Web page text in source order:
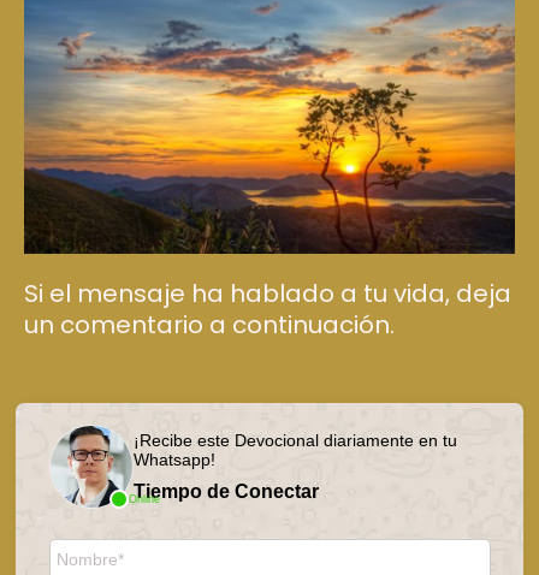
Si el mensaje ha hablado a tu vida, deja
un comentario a continuación.
Online
¡Recibe este Devocional diariamente en tu
Whatsapp!
Tiempo de Conectar